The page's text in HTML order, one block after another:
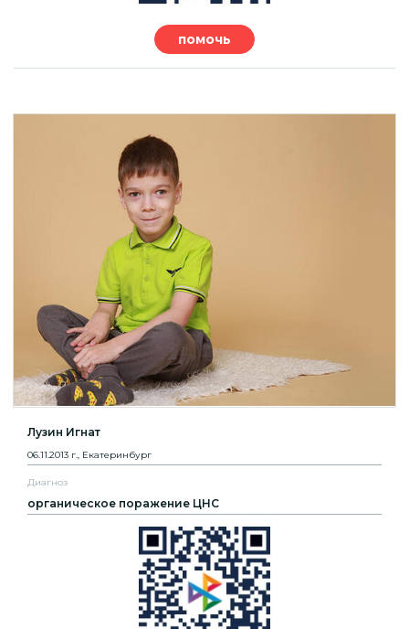
помочь
Лузин Игнат
06.11.2013 г., Екатеринбург
Диагноз
органическое поражение ЦНС